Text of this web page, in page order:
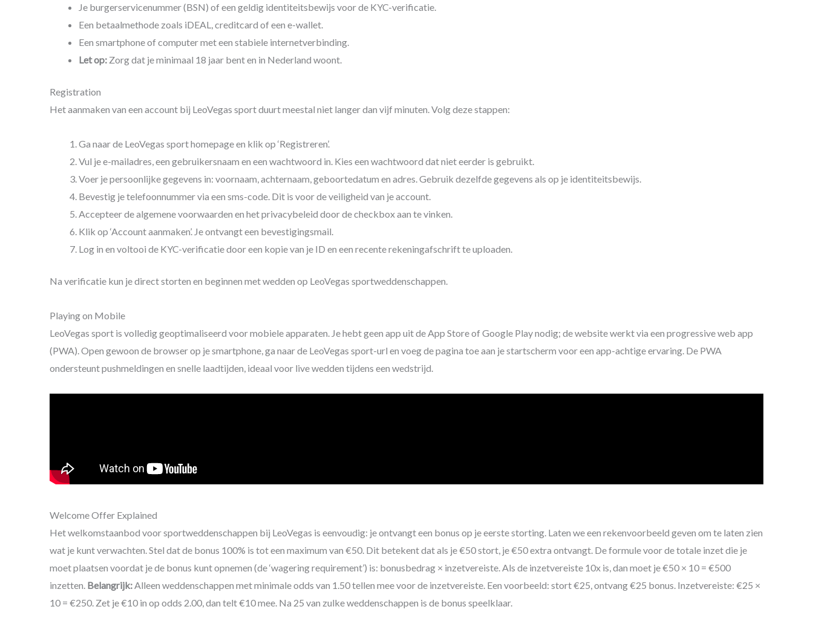
Je burgerservicenummer (BSN) of een geldig identiteitsbewijs voor de KYC-verificatie.
Een betaalmethode zoals iDEAL, creditcard of een e-wallet.
Een smartphone of computer met een stabiele internetverbinding.
Let op: Zorg dat je minimaal 18 jaar bent en in Nederland woont.
Registration
Het aanmaken van een account bij LeoVegas sport duurt meestal niet langer dan vijf minuten. Volg deze stappen:
Ga naar de LeoVegas sport homepage en klik op ‘Registreren’.
Vul je e-mailadres, een gebruikersnaam en een wachtwoord in. Kies een wachtwoord dat niet eerder is gebruikt.
Voer je persoonlijke gegevens in: voornaam, achternaam, geboortedatum en adres. Gebruik dezelfde gegevens als op je identiteitsbewijs.
Bevestig je telefoonnummer via een sms-code. Dit is voor de veiligheid van je account.
Accepteer de algemene voorwaarden en het privacybeleid door de checkbox aan te vinken.
Klik op ‘Account aanmaken’. Je ontvangt een bevestigingsmail.
Log in en voltooi de KYC-verificatie door een kopie van je ID en een recente rekeningafschrift te uploaden.
Na verificatie kun je direct storten en beginnen met wedden op LeoVegas sportweddenschappen.
Playing on Mobile
LeoVegas sport is volledig geoptimaliseerd voor mobiele apparaten. Je hebt geen app uit de App Store of Google Play nodig; de website werkt via een progressive web app
(PWA). Open gewoon de browser op je smartphone, ga naar de LeoVegas sport-url en voeg de pagina toe aan je startscherm voor een app-achtige ervaring. De PWA
ondersteunt pushmeldingen en snelle laadtijden, ideaal voor live wedden tijdens een wedstrijd.
Welcome Offer Explained
Het welkomstaanbod voor sportweddenschappen bij LeoVegas is eenvoudig: je ontvangt een bonus op je eerste storting. Laten we een rekenvoorbeeld geven om te laten zien
wat je kunt verwachten. Stel dat de bonus 100% is tot een maximum van €50. Dit betekent dat als je €50 stort, je €50 extra ontvangt. De formule voor de totale inzet die je
moet plaatsen voordat je de bonus kunt opnemen (de ‘wagering requirement’) is: bonusbedrag × inzetvereiste. Als de inzetvereiste 10x is, dan moet je €50 × 10 = €500
inzetten. Belangrijk: Alleen weddenschappen met minimale odds van 1.50 tellen mee voor de inzetvereiste. Een voorbeeld: stort €25, ontvang €25 bonus. Inzetvereiste: €25 ×
10 = €250. Zet je €10 in op odds 2.00, dan telt €10 mee. Na 25 van zulke weddenschappen is de bonus speelklaar.